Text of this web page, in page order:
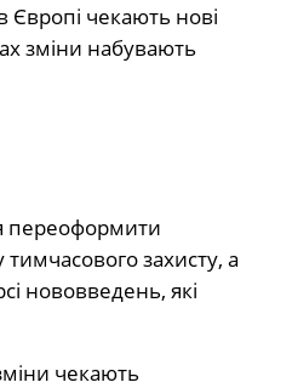
Європі чекають нові
зміни набувають
переоформити
захисту, а
нововведень, які
чекають